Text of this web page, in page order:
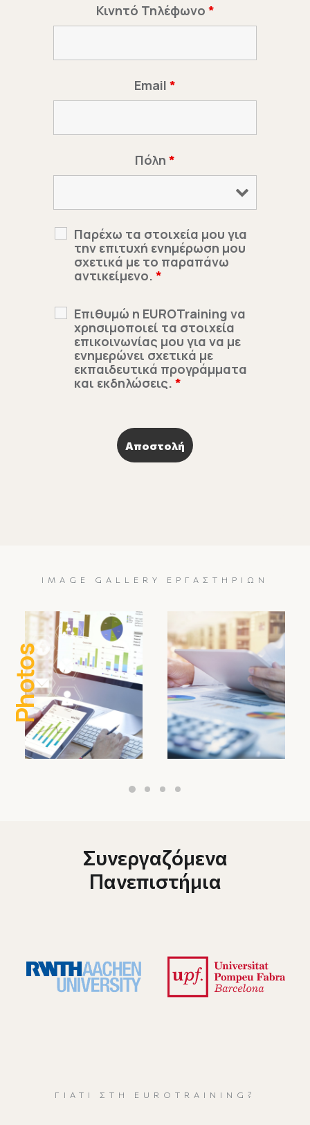
Κινητό Τηλέφωνο *
Email *
Πόλη *
Παρέχω τα στοιχεία μου για
την επιτυχή ενημέρωση μου
σχετικά με το παραπάνω
αντικείμενο. *
Επιθυμώ η EUROTraining να
χρησιμοποιεί τα στοιχεία
επικοινωνίας μου για να με
ενημερώνει σχετικά με
εκπαιδευτικά προγράμματα
και εκδηλώσεις. *
IMAGE GALLERY ΕΡΓΑΣΤΗΡΊΩΝ
Photos
Συνεργαζόμενα
Πανεπιστήμια
ΓΙΑΤΊ ΣΤΗ EUROTRAINING?